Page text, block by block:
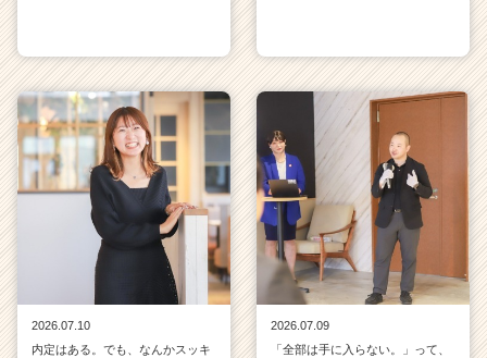
2026.07.10
内定はある。でも、なんかスッキ
2026.07.09
「全部は手に入らない。」って、